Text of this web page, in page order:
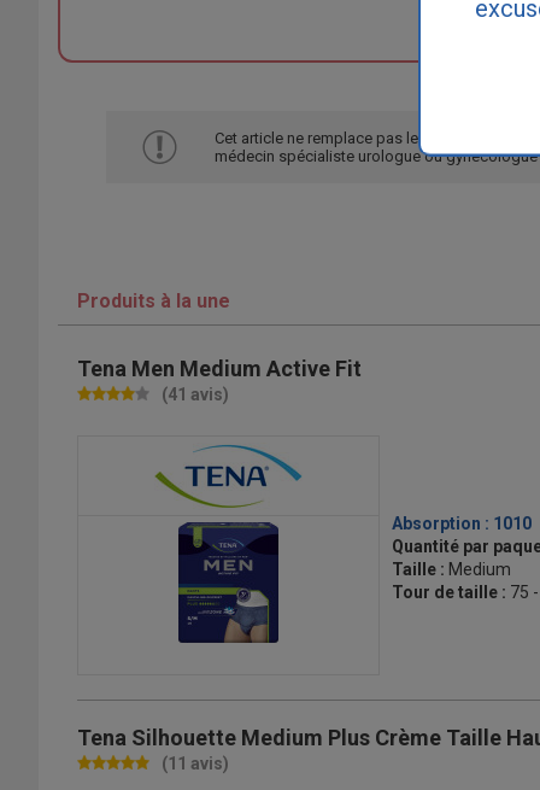
Cet article ne remplace pas le diagnostic de
médecin spécialiste urologue ou gynécologue
Produits à la une
Tena Men Medium Active Fit
(41 avis)
Absorption : 1010
Quantité par
Taille : Medium
Tour de taille : 75
Tena Silhouette Medium Plus Crème Taille
(11 avis)